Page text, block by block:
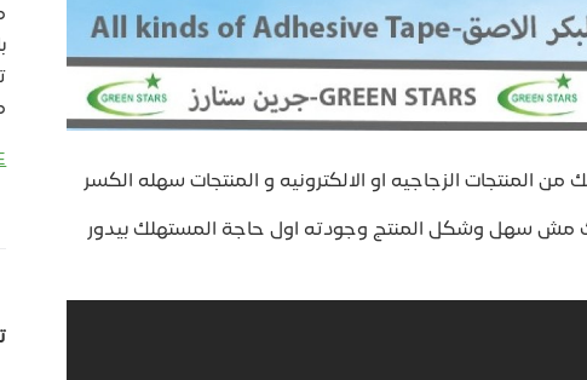
المنتجات الزجاجيه او الالكترونيه و المنتجات سهله الكسر
سهل وشكل المنتج وجودته اول حاجة المستهلك بيدور